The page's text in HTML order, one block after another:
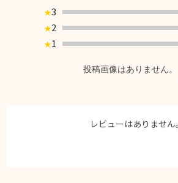
★3
★2
★1
投稿画像はありません。
レビューはありません。